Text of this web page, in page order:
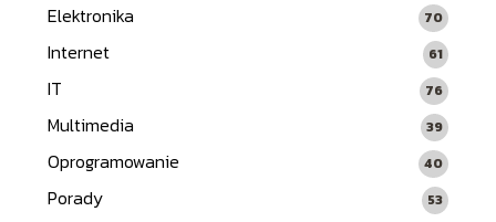
Elektronika 70
Internet 61
IT 76
Multimedia 39
Oprogramowanie 40
Porady 53